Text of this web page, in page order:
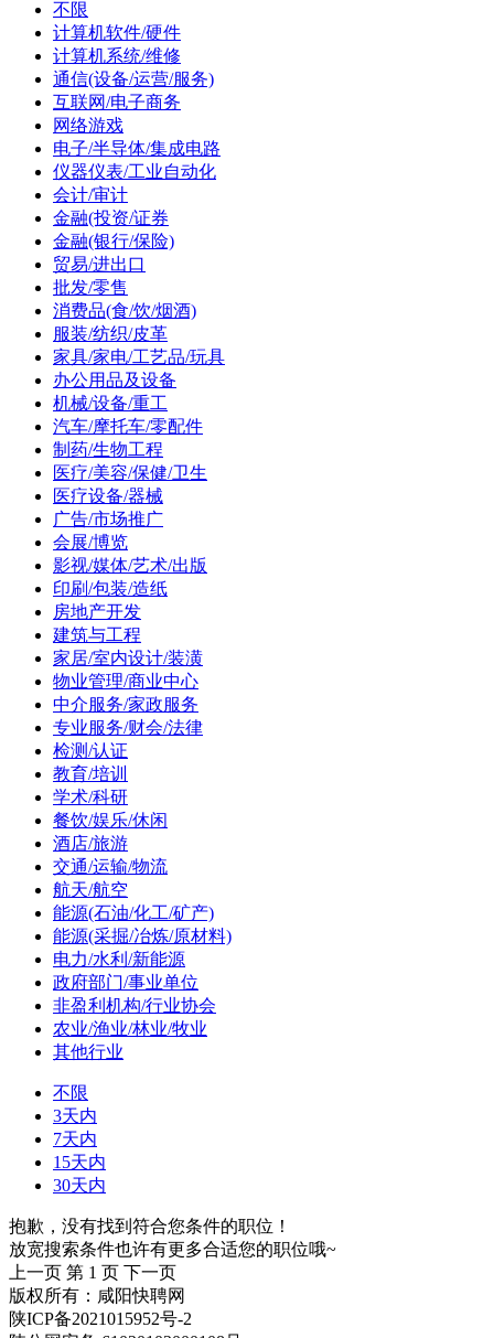
不限
计算机软件/硬件
计算机系统/维修
通信(设备/运营/服务)
互联网/电子商务
网络游戏
电子/半导体/集成电路
仪器仪表/工业自动化
会计/审计
金融(投资/证券
金融(银行/保险)
贸易/进出口
批发/零售
消费品(食/饮/烟酒)
服装/纺织/皮革
家具/家电/工艺品/玩具
办公用品及设备
机械/设备/重工
汽车/摩托车/零配件
制药/生物工程
医疗/美容/保健/卫生
医疗设备/器械
广告/市场推广
会展/博览
影视/媒体/艺术/出版
印刷/包装/造纸
房地产开发
建筑与工程
家居/室内设计/装潢
物业管理/商业中心
中介服务/家政服务
专业服务/财会/法律
检测/认证
教育/培训
学术/科研
餐饮/娱乐/休闲
酒店/旅游
交通/运输/物流
航天/航空
能源(石油/化工/矿产)
能源(采掘/冶炼/原材料)
电力/水利/新能源
政府部门/事业单位
非盈利机构/行业协会
农业/渔业/林业/牧业
其他行业
不限
3天内
7天内
15天内
30天内
抱歉，没有找到符合您条件的职位！
放宽搜索条件也许有更多合适您的职位哦~
上一页 第 1 页 下一页
版权所有：咸阳快聘网
陕ICP备2021015952号-2